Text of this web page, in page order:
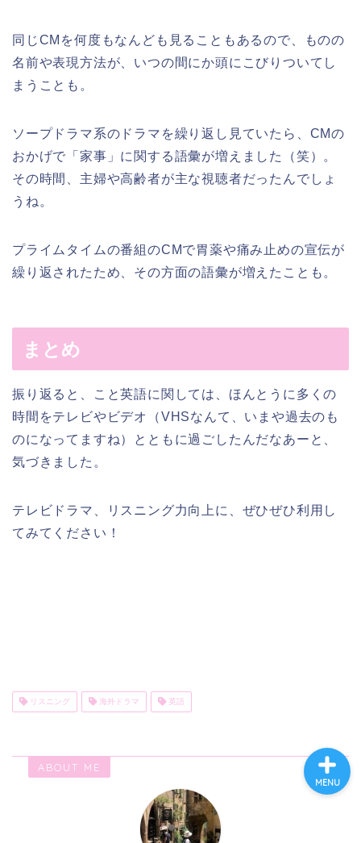
同じCMを何度もなんども見ることもあるので、ものの
名前や表現方法が、いつの間にか頭にこびりついてし
まうことも。
ソープドラマ系のドラマを繰り返し見ていたら、CMの
おかげで「家事」に関する語彙が増えました（笑）。
その時間、主婦や高齢者が主な視聴者だったんでしょ
うね。
プライムタイムの番組のCMで胃薬や痛み止めの宣伝が
繰り返されたため、その方面の語彙が増えたことも。
まとめ
振り返ると、こと英語に関しては、ほんとうに多くの
時間をテレビやビデオ（VHSなんて、いまや過去のも
のになってますね）とともに過ごしたんだなあーと、
気づきました。
テレビドラマ、リスニング力向上に、ぜひぜひ利用し
てみてください！
リスニング 海外ドラマ 英語
ABOUT ME
MENU